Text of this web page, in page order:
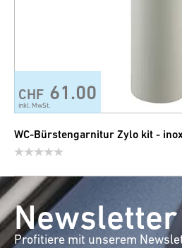
CHF 61.00
inkl. MwSt.
WC-Bürstengarnitur Zylo kit -
Newsletter
Profitiere mit unserem